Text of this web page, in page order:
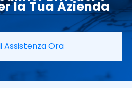
la Tua Azienda
Assistenza Ora